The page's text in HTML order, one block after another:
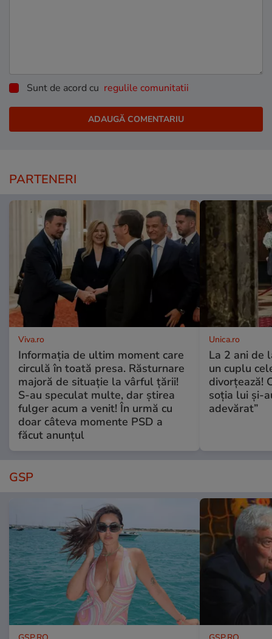
Sunt de acord cu regulile comunitatii
PARTENERI
Viva.ro
Informația de ultim moment care
circulă în toată presa. Răsturnare
majoră de situație la vârful țării!
S-au speculat multe, dar știrea
fulger acum a venit! În urmă cu
doar câteva momente PSD a
făcut anunțul
Unica.ro
La 2 ani de
un cuplu
divorțează!
soția lui și-
adevărat”
GSP